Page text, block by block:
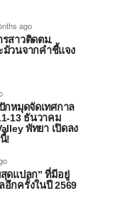
ago
รสาวติดตม.
ม้วนจากคำชี้แจง
กหมุดจัดเทศกาล
13 ธันวาคม
พัทยา เปิดลง
!
ดแปลก” ที่มีอยู่
อีกครั้งในปี 2569